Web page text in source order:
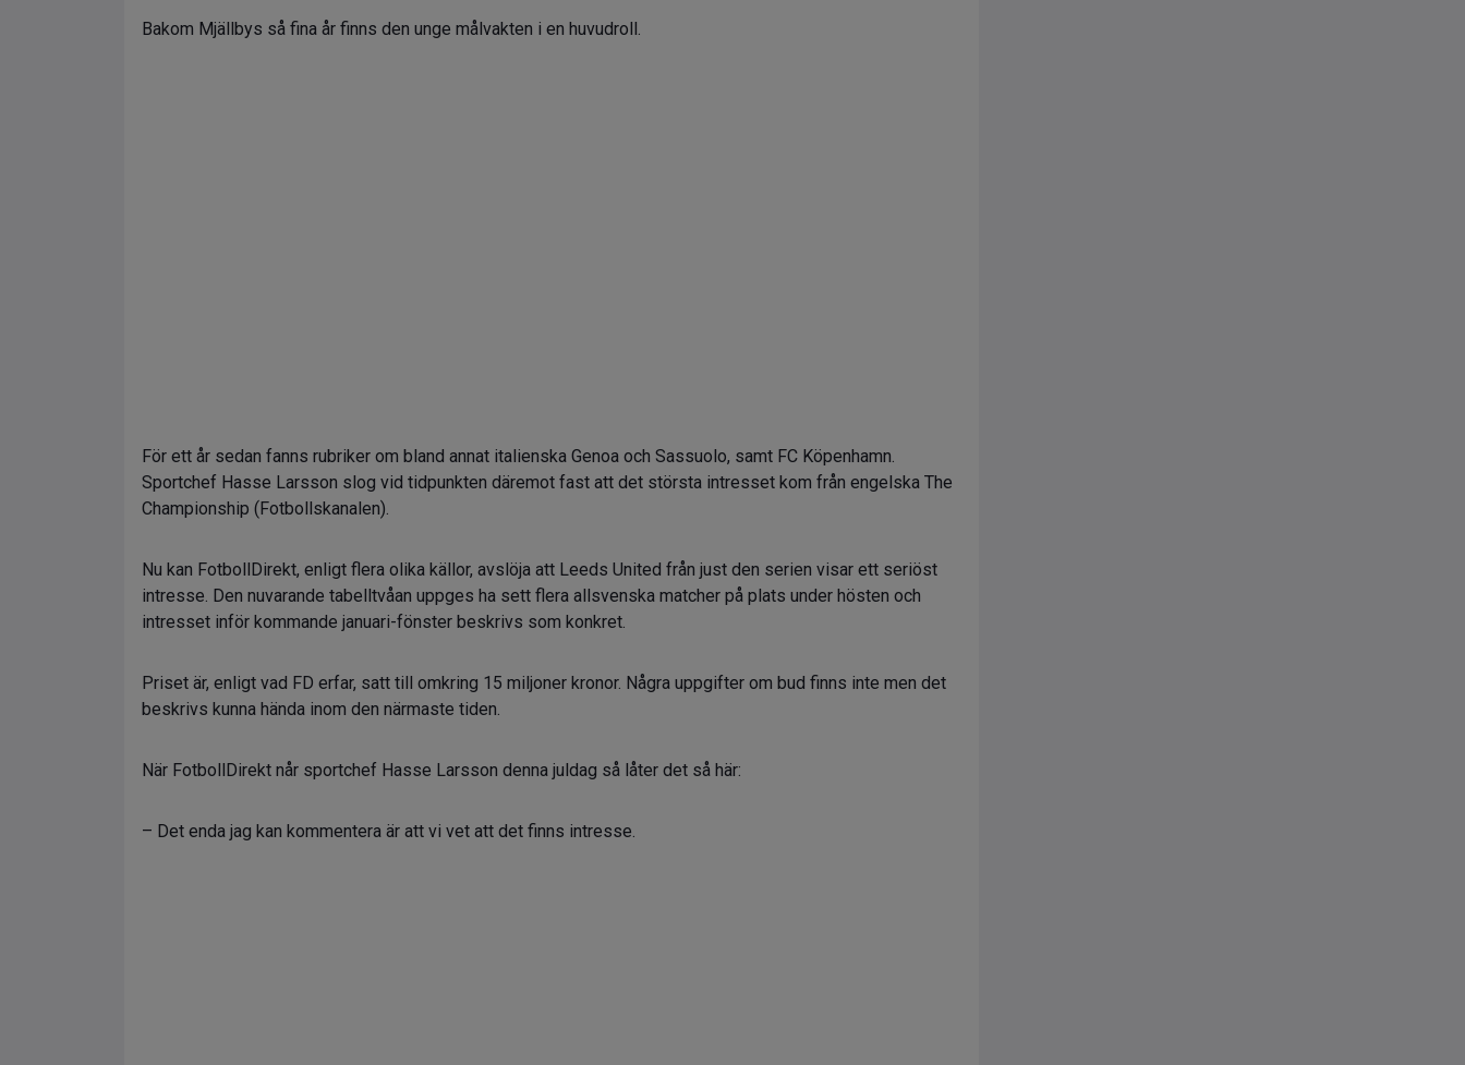
Bakom Mjällbys så fina år finns den unge målvakten i en huvudroll.
För ett år sedan fanns rubriker om bland annat italienska Genoa och Sassuolo, samt FC Köpenhamn.
Sportchef Hasse Larsson slog vid tidpunkten däremot fast att det största intresset kom från engelska The
Championship (Fotbollskanalen).
Nu kan FotbollDirekt, enligt flera olika källor, avslöja att Leeds United från just den serien visar ett seriöst
intresse. Den nuvarande tabelltvåan uppges ha sett flera allsvenska matcher på plats under hösten och
intresset inför kommande januari-fönster beskrivs som konkret.
Priset är, enligt vad FD erfar, satt till omkring 15 miljoner kronor. Några uppgifter om bud finns inte men det
beskrivs kunna hända inom den närmaste tiden.
När FotbollDirekt når sportchef Hasse Larsson denna juldag så låter det så här:
– Det enda jag kan kommentera är att vi vet att det finns intresse.